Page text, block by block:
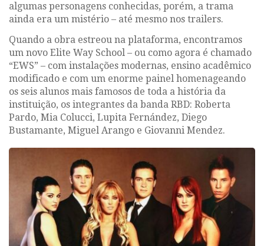
algumas personagens conhecidas, porém, a trama
ainda era um mistério – até mesmo nos trailers.
Quando a obra estreou na plataforma, encontramos
um novo Elite Way School – ou como agora é chamado
“EWS” – com instalações modernas, ensino acadêmico
modificado e com um enorme painel homenageando
os seis alunos mais famosos de toda a história da
instituição, os integrantes da banda RBD: Roberta
Pardo, Mia Colucci, Lupita Fernández, Diego
Bustamante, Miguel Arango e Giovanni Mendez.